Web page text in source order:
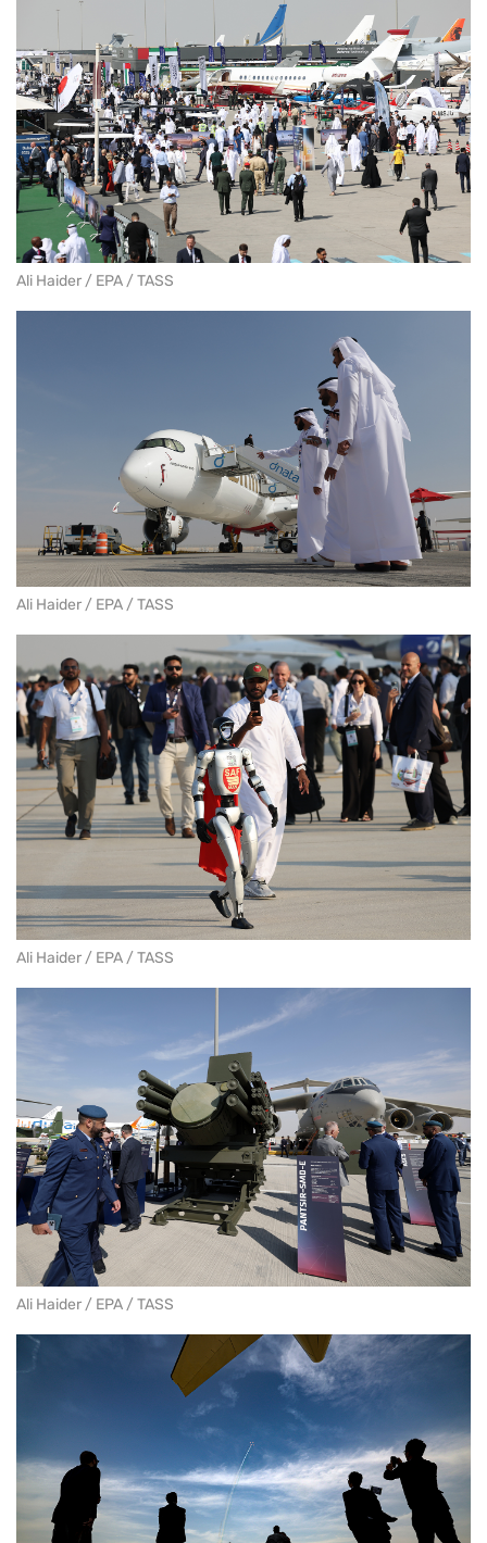
Ali Haider / EPA / TASS
Ali Haider / EPA / TASS
Ali Haider / EPA / TASS
Ali Haider / EPA / TASS